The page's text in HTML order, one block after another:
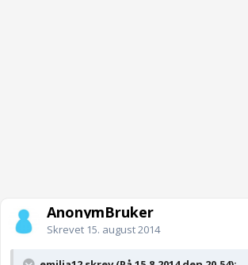
AnonymBruker
Skrevet 15. august 2014